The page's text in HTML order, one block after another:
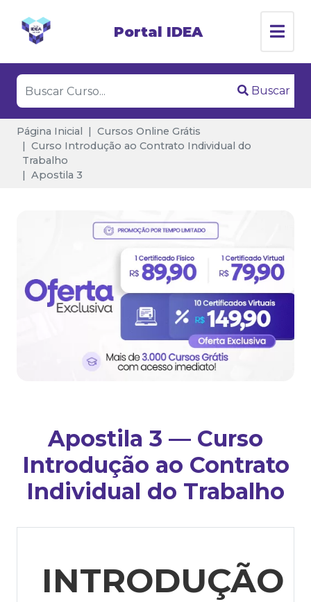
Portal IDEA
Buscar
Página Inicial
Cursos Online Grátis
Curso Introdução ao Contrato Individual do
Trabalho
Apostila 3
Apostila 3 — Curso
Introdução ao Contrato
Individual do Trabalho
INTRODUÇÃO